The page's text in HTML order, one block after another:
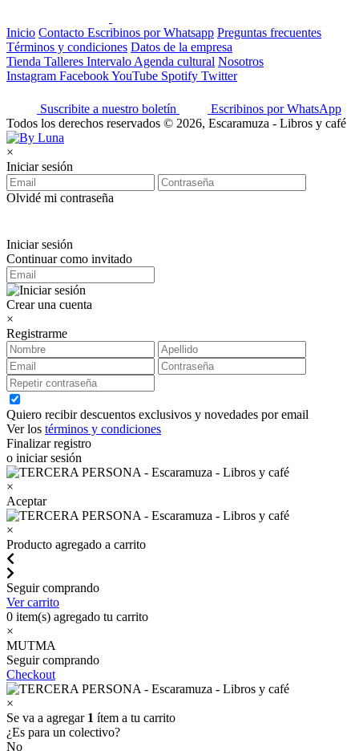
Inicio Contacto Escribinos por Whatsapp Preguntas frecuentes
Términos y condiciones Datos de la empresa
Tienda Talleres Intervalo Agenda cultural Nosotros
Instagram FacebookYouTube Spotify Twitter
Suscribite a nuestro boletín
Escribinos por WhatsApp
Todos los derechos reservados © 2026, Escaramuza - Libros y café
×
Iniciar sesión
Olvidé mi contraseña
Iniciar sesión
Continuar como invitado
Crear una cuenta
×
Registrarme
Quiero recibir descuentos exclusivos y novedades por email
Ver los términos y condiciones
Finalizar registro
o iniciar sesión
×
Aceptar
×
Producto agregado a carrito
Seguir comprando
Ver carrito
0 item(s) agregado tu carrito
×
MUTMA
Seguir comprando
Checkout
×
Se va a agregar 1 ítem a tu carrito
¿Es para un colectivo?
No